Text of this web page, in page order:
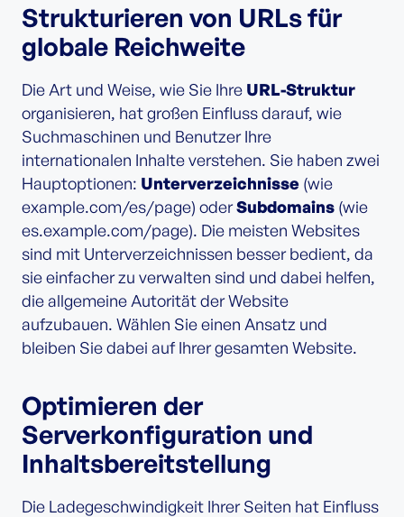
Strukturieren von URLs für
globale Reichweite
Die Art und Weise, wie Sie Ihre URL-Struktur
organisieren, hat großen Einfluss darauf, wie
Suchmaschinen und Benutzer Ihre
internationalen Inhalte verstehen. Sie haben zwei
Hauptoptionen: Unterverzeichnisse (wie
example.com/es/page) oderSubdomains (wie
es.example.com/page). Die meisten Websites
sind mit Unterverzeichnissen besser bedient, da
sie einfacher zu verwalten sind und dabei helfen,
die allgemeine Autorität der Website
aufzubauen. Wählen Sie einen Ansatz und
bleiben Sie dabei auf Ihrer gesamten Website.
Optimieren der
Serverkonfiguration und
Inhaltsbereitstellung
Die Ladegeschwindigkeit Ihrer Seiten hat Einfluss